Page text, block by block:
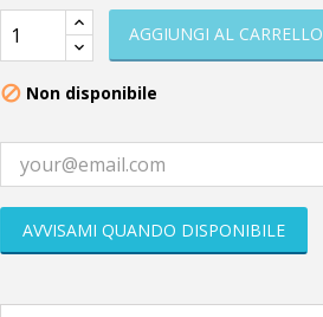
AGGIUNGI AL CARRELLO
 Non disponibile
AVVISAMI QUANDO DISPONIBILE